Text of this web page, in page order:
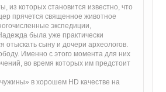
из которых становится известно, что
прячется священное животное
экспедиции,
была уже практически
отыскать сыну и дочери археологов.
Именно с этого момента для них
во время которых им предстоит
в хорошем HD качестве на